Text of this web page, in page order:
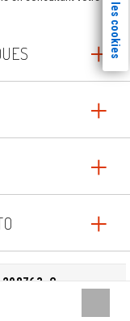
208763_C